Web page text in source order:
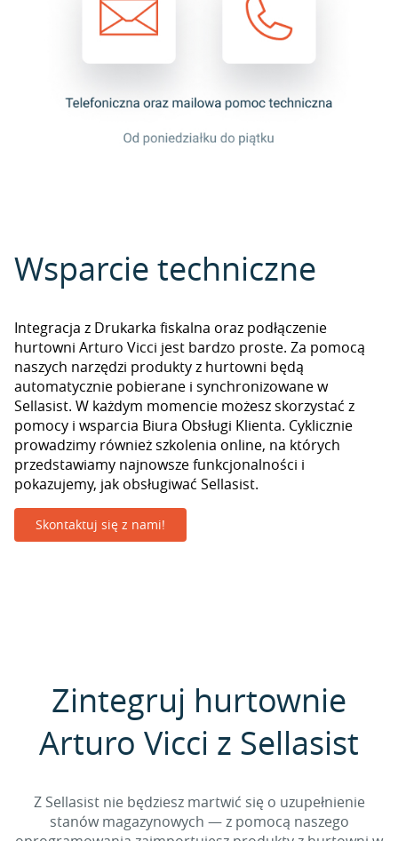
Wsparcie techniczne
Integracja z Drukarka fiskalna oraz podłączenie
hurtowni Arturo Vicci jest bardzo proste. Za pomocą
naszych narzędzi produkty z hurtowni będą
automatycznie pobierane i synchronizowane w
Sellasist. W każdym momencie możesz skorzystać z
pomocy i wsparcia Biura Obsługi Klienta. Cyklicznie
prowadzimy również szkolenia online, na których
przedstawiamy najnowsze funkcjonalności i
pokazujemy, jak obsługiwać Sellasist.
Skontaktuj się z nami!
Zintegruj hurtownie
Arturo Vicci z Sellasist
Z Sellasist nie będziesz martwić się o uzupełnienie
stanów magazynowych — z pomocą naszego